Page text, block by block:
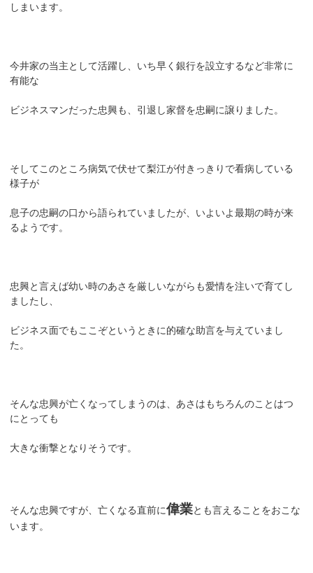
しまいます。
今井家の当主として活躍し、いち早く銀行を設立するなど非常に
有能な
ビジネスマンだった忠興も、引退し家督を忠嗣に譲りました。
そしてこのところ病気で伏せて梨江が付きっきりで看病している
様子が
息子の忠嗣の口から語られていましたが、いよいよ最期の時が来
るようです。
忠興と言えば幼い時のあさを厳しいながらも愛情を注いで育てし
ましたし、
ビジネス面でもここぞというときに的確な助言を与えていまし
た。
そんな忠興が亡くなってしまうのは、あさはもちろんのことはつ
にとっても
大きな衝撃となりそうです。
そんな忠興ですが、亡くなる直前に偉業とも言えることをおこな
います。